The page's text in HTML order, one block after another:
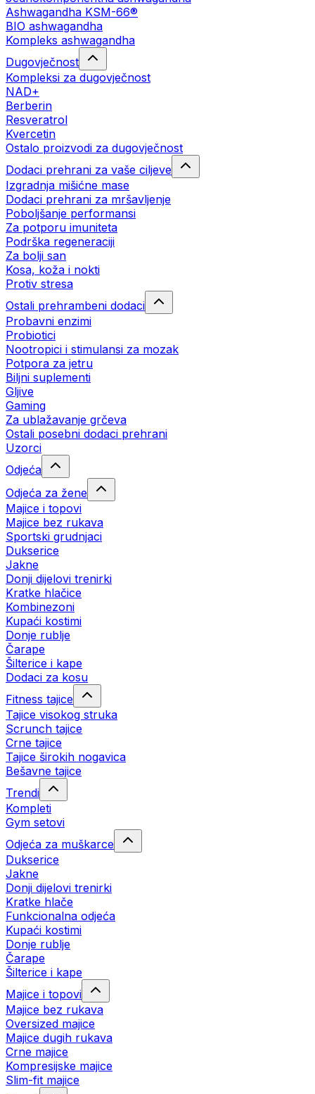
Ashwagandha KSM-66®
BIO ashwagandha
Kompleks ashwagandha
Dugovječnost
Kompleksi za dugovječnost
NAD+
Berberin
Resveratrol
Kvercetin
Ostalo proizvodi za dugovječnost
Dodaci prehrani za vaše ciljeve
Izgradnja mišićne mase
Dodaci prehrani za mršavljenje
Poboljšanje performansi
Za potporu imuniteta
Podrška regeneraciji
Za bolji san
Kosa, koža i nokti
Protiv stresa
Ostali prehrambeni dodaci
Probavni enzimi
Probiotici
Nootropici i stimulansi za mozak
Potpora za jetru
Biljni suplementi
Gljive
Gaming
Za ublažavanje grčeva
Ostali posebni dodaci prehrani
Uzorci
Odjeća
Odjeća za žene
Majice i topovi
Majice bez rukava
Sportski grudnjaci
Dukserice
Jakne
Donji dijelovi trenirki
Kratke hlačice
Kombinezoni
Kupaći kostimi
Donje rublje
Čarape
Šilterice i kape
Dodaci za kosu
Fitness tajice
Tajice visokog struka
Scrunch tajice
Crne tajice
Tajice širokih nogavica
Bešavne tajice
Trendi
Kompleti
Gym setovi
Odjeća za muškarce
Dukserice
Jakne
Donji dijelovi trenirki
Kratke hlače
Funkcionalna odjeća
Kupaći kostimi
Donje rublje
Čarape
Šilterice i kape
Majice i topovi
Majice bez rukava
Oversized majice
Majice dugih rukava
Crne majice
Kompresijske majice
Slim-fit majice